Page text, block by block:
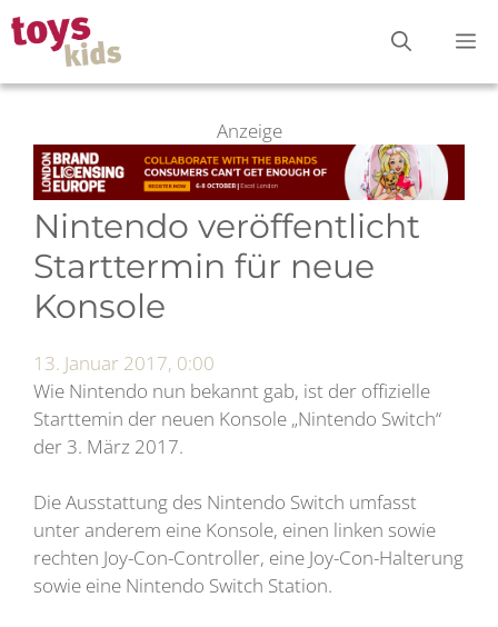
Zum
Inhalt
springen
Anzeige
Nintendo veröffentlicht
Starttermin für neue
Konsole
13. Januar 2017, 0:00
Wie Nintendo nun bekannt gab, ist der offizielle
Starttemin der neuen Konsole „Nintendo Switch“
der 3. März 2017.
Die Ausstattung des Nintendo Switch umfasst
unter anderem eine Konsole, einen linken sowie
rechten Joy-Con-Controller, eine Joy-Con-Halterung
sowie eine Nintendo Switch Station.